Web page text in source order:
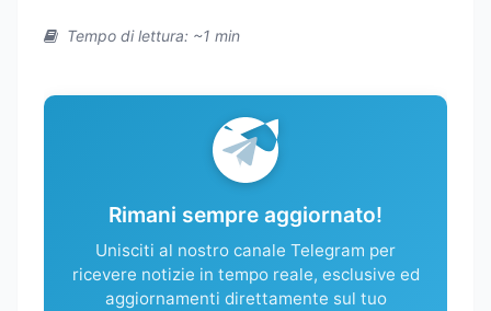
Tempo di lettura: ~1 min
Rimani sempre aggiornato!
Unisciti al nostro canale Telegram per
ricevere notizie in tempo reale, esclusive ed
aggiornamenti direttamente sul tuo